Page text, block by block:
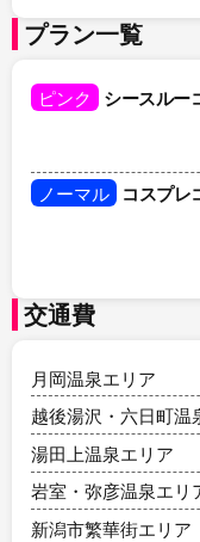
プラン一覧
ピンク シースルー
ノーマル コスプレ
交通費
月岡温泉エリア
越後湯沢・六日町温
湯田上温泉エリア
岩室・弥彦温泉エリ
新潟市繁華街エリア